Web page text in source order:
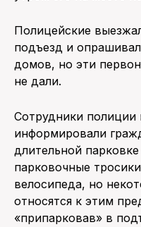
Полицейские
подъезд и
домов, но эти
не дали.
Сотрудники полиции
информировали
длительной
парковочные
велосипеда, но
относятся к этим
«припарковав» в